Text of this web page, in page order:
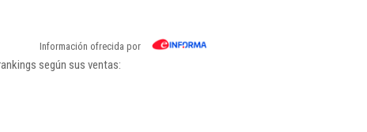
Información ofrecida por
según sus ventas: